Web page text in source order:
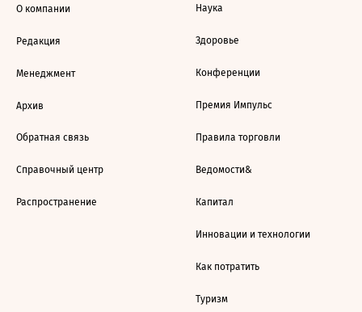
О компании
Редакция
Менеджмент
Архив
Обратная связь
Справочный центр
Распространение
Наука
Здоровье
Конференции
Премия Импульс
Правила торговли
Ведомости&
Капитал
Инновации и технологии
Как потратить
Туризм